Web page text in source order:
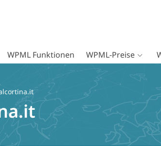
WPML Funktionen WPML-Preise